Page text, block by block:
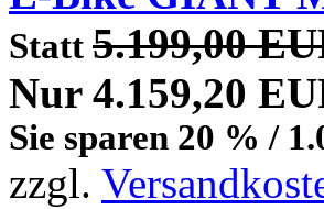
Statt 5.199,00
Nur 4.159,20
Sie sparen 20 % /
zzgl.